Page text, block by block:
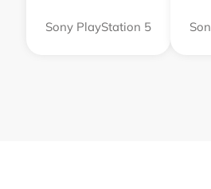
Sony PlayStation 5